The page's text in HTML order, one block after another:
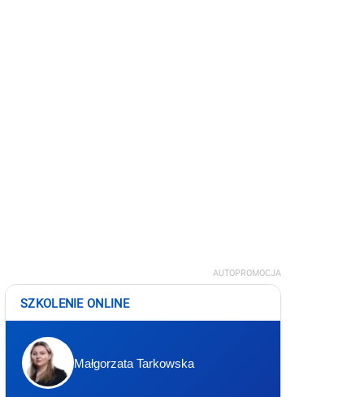
AUTOPROMOCJA
SZKOLENIE ONLINE
Małgorzata Tarkowska